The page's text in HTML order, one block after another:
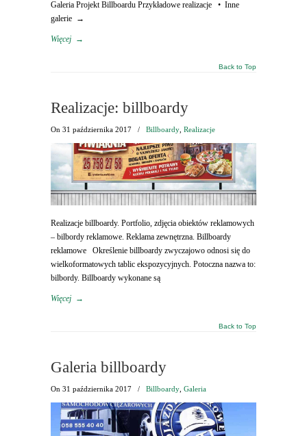
Galeria Projekt Billboardu Przykładowe realizacje • Inne
galerie →
Więcej →
Back to Top
Realizacje: billboardy
On 31 października 2017 / Billboardy Realizacje
Realizacje billboardy. Portfolio, zdjęcia obiektów reklamowych
– bilbordy reklamowe. Reklama zewnętrzna. Billboardy
reklamowe Określenie billboardy zwyczajowo odnosi się do
wielkoformatowych tablic ekspozycyjnych. Potoczna nazwa to:
bilbordy. Billboardy wykonane są
Więcej →
Back to Top
Galeria billboardy
On 31 października 2017 / Billboardy Galeria